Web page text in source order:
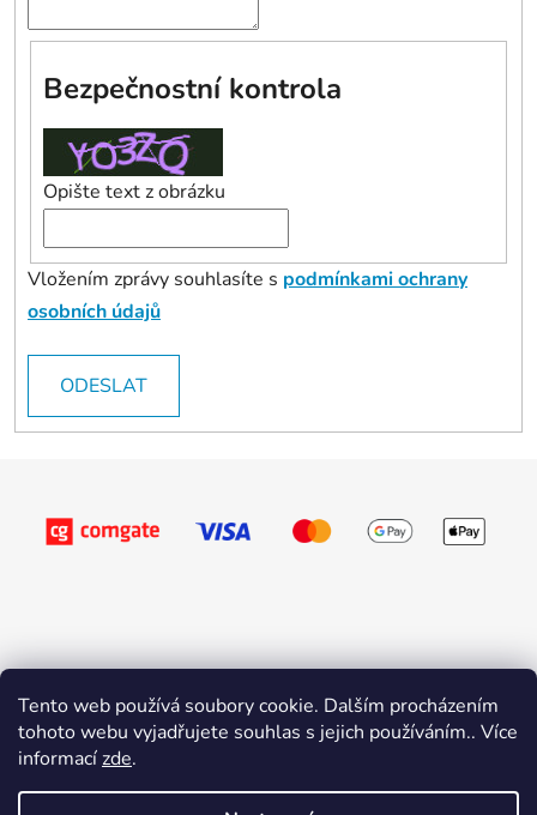
Tento web používá soubory cookie. Dalším procházením
tohoto webu vyjadřujete souhlas s jejich používáním.. Více
informacízde.
Bezpečnostní kontrola
Opište text z obrázku
Vložením zprávy souhlasíte s podmínkami ochrany
osobních údajů
ODESLAT